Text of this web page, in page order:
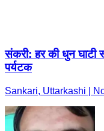
संकरी: हर की धुन घाटी
पर्यटक
Sankari, Uttarkashi |